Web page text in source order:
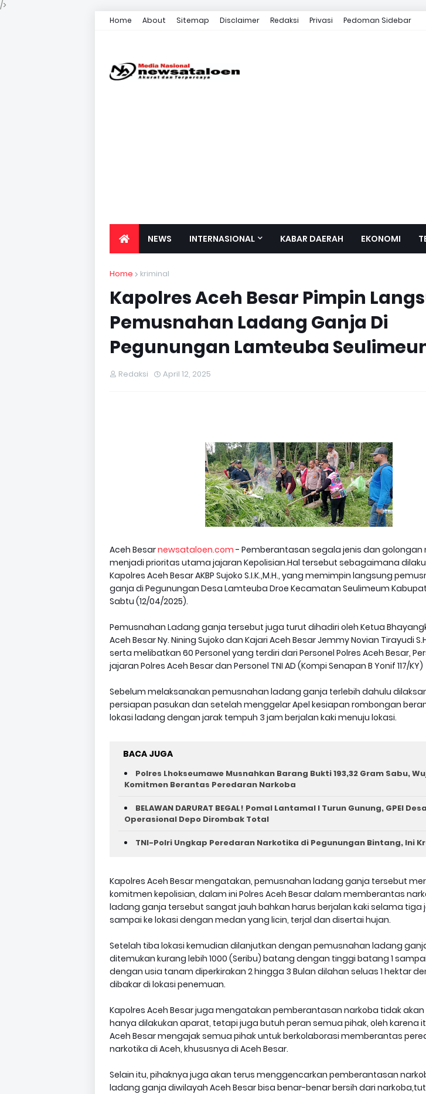
/>
Home About Sitemap Disclaimer Redaksi Privasi Pedoman Sidebar
NEWS INTERNASIONAL KABAR DAERAH EKONOMI
Home kriminal
Kapolres Aceh Besar Pimpin
Pemusnahan Ladang Ganja Di
Pegunungan Lamteuba
Redaksi April 12, 2025
Aceh Besarnewsataloen.com - Pemberantasan segala jenis dan golongan
menjadi prioritas utama jajaran Kepolisian.Hal tersebut sebagaimana
Kapolres Aceh Besar AKBP Sujoko S.I.K.,M.H., yang memimpin langsung
ganja di Pegunungan Desa Lamteuba Droe Kecamatan Seulimeum
Sabtu (12/04/2025).
Pemusnahan Ladang ganja tersebut juga turut dihadiri oleh Ketua
Aceh Besar Ny. Nining Sujoko dan Kajari Aceh Besar Jemmy Novian Tirayudi
serta melibatkan 60 Personel yang terdiri dari Personel Polres Aceh Besar,
jajaran Polres Aceh Besar dan Personel TNI AD (Kompi Senapan B Yonif 117/KY)
Sebelum melaksanakan pemusnahan ladang ganja terlebih dahulu
persiapan pasukan dan setelah menggelar Apel kesiapan rombongan
lokasi ladang dengan jarak tempuh 3 jam berjalan kaki menuju lokasi.
BACA JUGA
Polres Lhokseumawe Musnahkan Barang Bukti 193,32 Gram Sabu,
Komitmen Berantas Peredaran Narkoba
BELAWAN DARURAT BEGAL! Pomal Lantamal I Turun Gunung, GPEI
Operasional Depo Dirombak Total
TNI-Polri Ungkap Peredaran Narkotika di Pegunungan Bintang, Ini
Kapolres Aceh Besar mengatakan, pemusnahan ladang ganja tersebut
komitmen kepolisian, dalam ini Polres Aceh Besar dalam memberantas
ladang ganja tersebut sangat jauh bahkan harus berjalan kaki selama tiga
sampai ke lokasi dengan medan yang licin, terjal dan disertai hujan.
Setelah tiba lokasi kemudian dilanjutkan dengan pemusnahan ladang
ditemukan kurang lebih 1000 (Seribu) batang dengan tinggi batang 1
dengan usia tanam diperkirakan 2 hingga 3 Bulan dilahan seluas 1 hektar
dibakar di lokasi penemuan.
Kapolres Aceh Besar juga mengatakan pemberantasan narkoba tidak akan
hanya dilakukan aparat, tetapi juga butuh peran semua pihak, oleh karena
Aceh Besar mengajak semua pihak untuk berkolaborasi memberantas
narkotika di Aceh, khususnya di Aceh Besar.
Selain itu, pihaknya juga akan terus menggencarkan pemberantasan
ladang ganja diwilayah Aceh Besar bisa benar-benar bersih dari